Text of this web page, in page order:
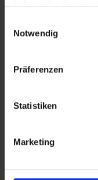
Notwendig
Präferenzen
Statistiken
Marketing